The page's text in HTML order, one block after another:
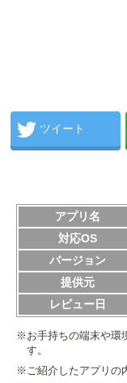
ツイート
アプリ名
対応OS
バージョン
提供元
レビュー日
※お手持ちの端末や環
す。
※ご紹介したアプリの